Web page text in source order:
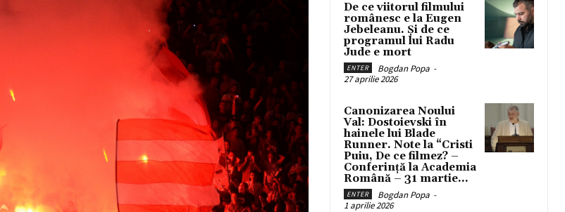
De ce viitorul filmului
românesc e la Eugen
Jebeleanu. Și de ce
programul lui Radu
Jude e mort
ENTER Bogdan Popa -
27 aprilie 2026
Canonizarea Noului
Val: Dostoievski în
hainele lui Blade
Runner. Note la “Cristi
Puiu, De ce filmez? –
Conferință la Academia
Română – 31 martie...
ENTER Bogdan Popa -
1 aprilie 2026